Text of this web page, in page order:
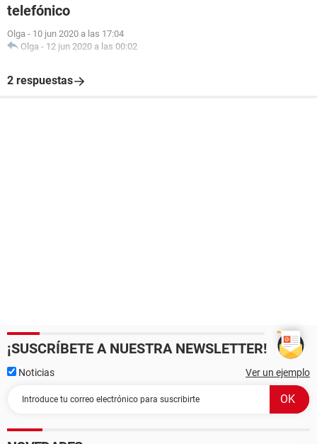
telefónico
Olga - 10 jun 2020 a las 17:04
Olga - 12 jun 2020 a las 00:02
2 respuestas
¡SUSCRÍBETE A NUESTRA NEWSLETTER!
Noticias Ver un ejemplo